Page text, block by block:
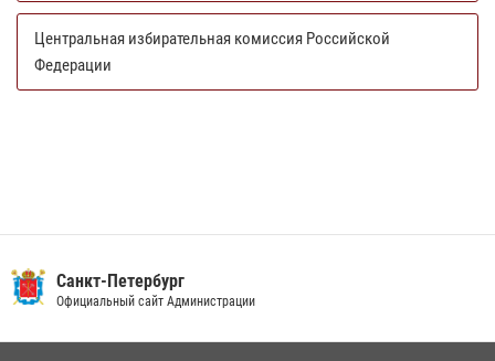
Центральная избирательная комиссия Российской
Федерации
Санкт-Петербург
Официальный сайт Администрации